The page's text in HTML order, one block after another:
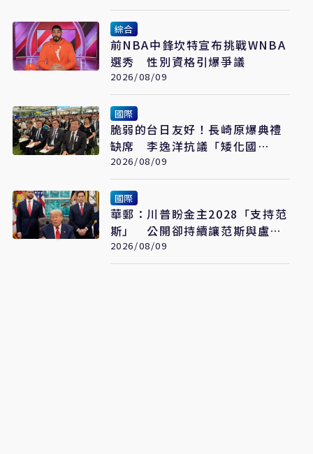
綜合
前NBA中鋒坎特宣布挑戰WNBA
選秀 性別資格引爆爭議
2026/08/09
國際
脆弱的台日友好！長崎原爆典禮
缺席 李逸洋抗議「矮化國
格」：日媒揭長崎特殊安排
2026/08/09
國際
華郵：川普盼金主2028「支持范
斯」 公開卻持續讓范斯與盧比
奧較勁接班
2026/08/09